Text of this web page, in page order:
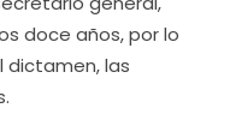
doce años, por lo
dictamen, las